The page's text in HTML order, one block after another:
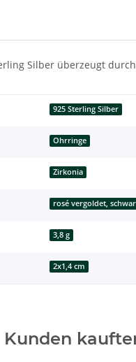
Silber überzeugt
925 Sterling Silber
Ohrringe
Zirkonia
rosé vergoldet,
3,8 g
2x1,4 cm
Kunden